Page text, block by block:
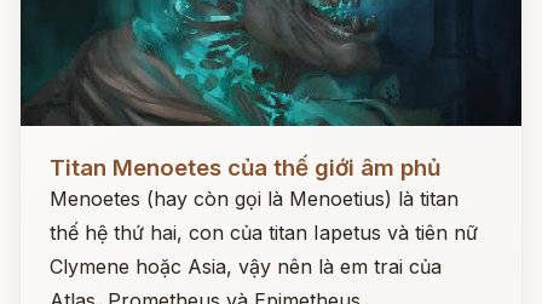
Titan Menoetes của thế giới âm phủ
Menoetes (hay còn gọi là Menoetius) là titan
thế hệ thứ hai, con của titan Iapetus và tiên nữ
Clymene hoặc Asia, vậy nên là em trai của